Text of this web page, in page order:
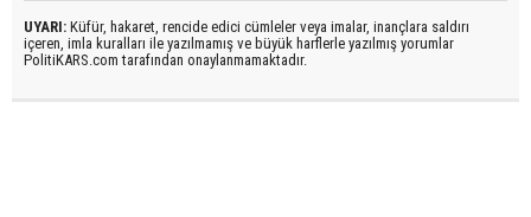
UYARI: Küfür, hakaret, rencide edici cümleler veya imalar, inançlara saldırı
içeren, imla kuralları ile yazılmamış ve büyük harflerle yazılmış yorumlar
PolitiKARS.com tarafından onaylanmamaktadır.